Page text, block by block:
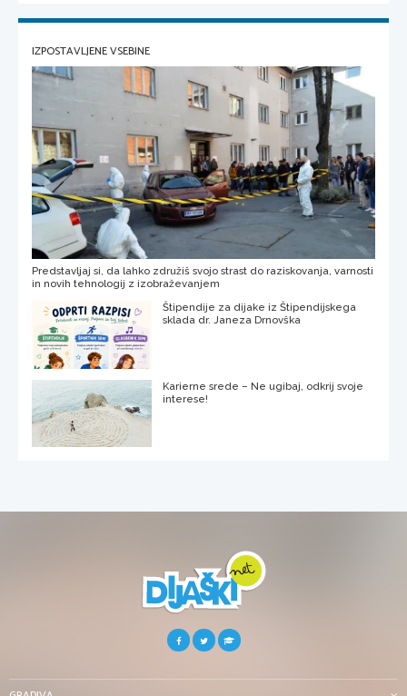
IZPOSTAVLJENE VSEBINE
Predstavljaj si, da lahko združiš svojo strast do raziskovanja, varnosti
in novih tehnologij z izobraževanjem
Štipendije za dijake iz Štipendijskega
sklada dr. Janeza Drnovška
Karierne srede – Ne ugibaj, odkrij svoje
interese!